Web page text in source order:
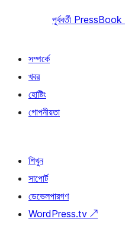
পূর্ববর্তী PressBook
সম্পর্কে
খবর
হোষ্টিং
গোপনীয়তা
শিখুন
সাপোর্ট
ডেভেলপারগণ
WordPress.tv ↗